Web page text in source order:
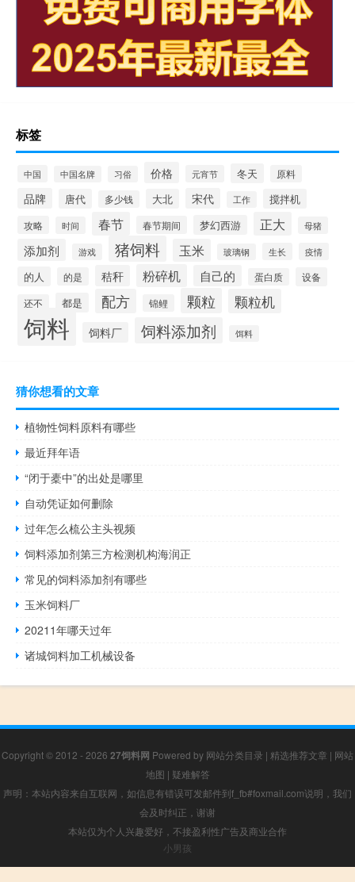
标签
中国 中国名牌 习俗 价格 元宵节 冬天 原料
品牌 唐代 多少钱 大北 宋代 工作 搅拌机
攻略 时间 春节 春节期间 梦幻西游 正大 母猪
添加剂 游戏 猪饲料 玉米 玻璃钢 生长 疫情
的人 的是 秸秆 粉碎机 自己的 蛋白质 设备
还不 都是 配方 锦鲤 颗粒 颗粒机
饲料 饲料厂 饲料添加剂 饵料
猜你想看的文章
植物性饲料原料有哪些
最近拜年语
“闭于橐中”的出处是哪里
自动凭证如何删除
过年怎么梳公主头视频
饲料添加剂第三方检测机构海润正
常见的饲料添加剂有哪些
玉米饲料厂
20211年哪天过年
诸城饲料加工机械设备
Copyright © 2012 - 2026 27饲料网 Powered by 网站分类目录 | 精选推荐文章 | 网站
地图 | 疑难解答
声明：本站内容来自互联网，如信息有错误可发邮件到f_fb#foxmail.com说明，我们
会及时纠正，谢谢
本站仅为个人兴趣爱好，不接盈利性广告及商业合作
小男孩